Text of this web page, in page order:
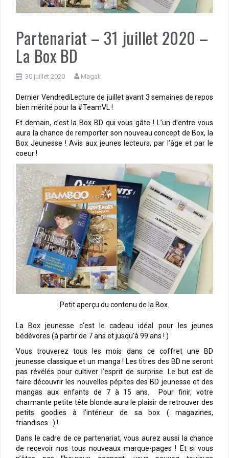
Partenariat – 31 juillet 2020 –
La Box BD
30 juillet 2020 Magali
Dernier VendrediLecture de juillet avant 3 semaines de repos
bien mérité pour la #TeamVL !
Et demain, c’est la Box BD qui vous gâte ! L’un d’entre vous
aura la chance de remporter son nouveau concept de Box, la
Box Jeunesse ! Avis aux jeunes lecteurs, par l’âge et par le
coeur !
Petit aperçu du contenu de la Box.
La Box jeunesse c’est le cadeau idéal pour les jeunes
bédévores (à partir de 7 ans et jusqu’à 99 ans ! )
Vous trouverez tous les mois dans ce coffret une BD
jeunesse classique et un manga ! Les titres des BD ne seront
pas révélés pour cultiver l’esprit de surprise. Le but est de
faire découvrir les nouvelles pépites des BD jeunesse et des
mangas aux enfants de 7 à 15 ans. Pour finir, votre
charmante petite tête blonde aura le plaisir de retrouver des
petits goodies à l’intérieur de sa box ( magazines,
friandises…) !
Dans le cadre de ce partenariat, vous aurez aussi la chance
de recevoir nos tous nouveaux marque-pages ! Et si vous